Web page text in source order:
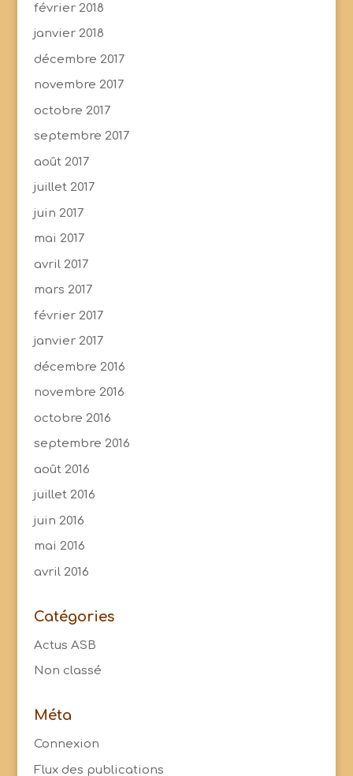
février 2018
janvier 2018
décembre 2017
novembre 2017
octobre 2017
septembre 2017
août 2017
juillet 2017
juin 2017
mai 2017
avril 2017
mars 2017
février 2017
janvier 2017
décembre 2016
novembre 2016
octobre 2016
septembre 2016
août 2016
juillet 2016
juin 2016
mai 2016
avril 2016
Catégories
Actus ASB
Non classé
Méta
Connexion
Flux des publications